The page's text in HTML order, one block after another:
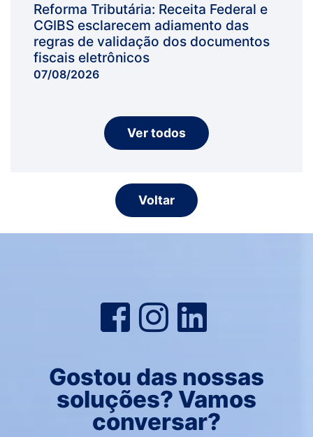
Reforma Tributária: Receita Federal e
CGIBS esclarecem adiamento das
regras de validação dos documentos
fiscais eletrônicos
07/08/2026
Ver todos
Voltar
Gostou das nossas
soluções? Vamos
conversar?